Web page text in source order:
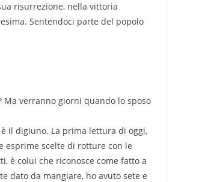
risurrezione, nella vittoria
Sentendoci parte del popolo
Ma verranno giorni quando lo sposo
il digiuno. La prima lettura di oggi,
esprime scelte di rotture con le
è colui che riconosce come fatto a
dato da mangiare, ho avuto sete e